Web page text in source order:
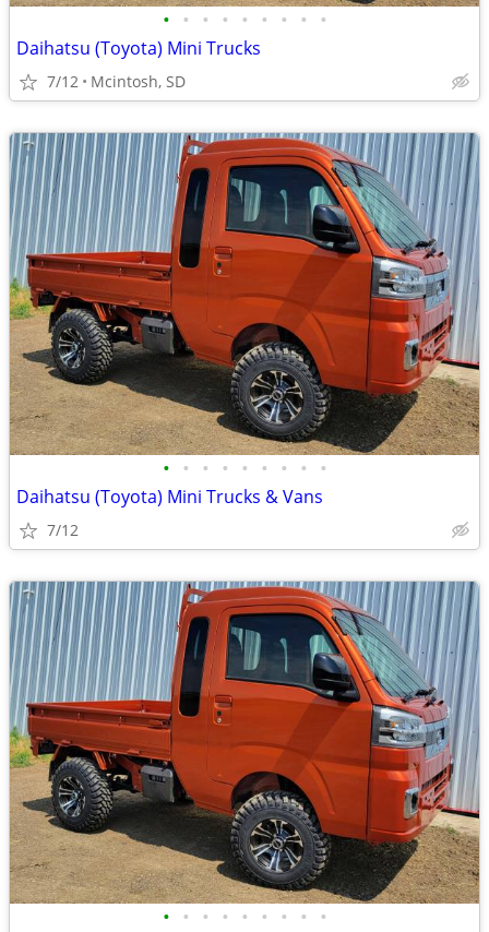
• • • • • • • • •
Daihatsu (Toyota) Mini Trucks
7/12 Mcintosh, SD
• • • • • • • • •
Daihatsu (Toyota) Mini Trucks & Vans
7/12
• • • • • • • • •